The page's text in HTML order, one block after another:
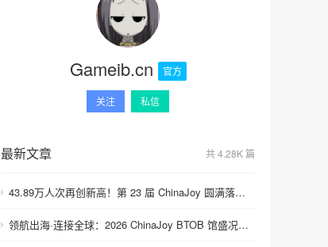
Gameib.cn 官方
关注 私信
最新文章 共 4.28K 篇
43.89万人次再创新高！第 23 届 ChinaJoy 圆满落幕：感谢有你，共赴这场“与 AI 同游”的盛夏之约
领航出海·连接全球：2026 ChinaJoy BTOB 馆盛况空前